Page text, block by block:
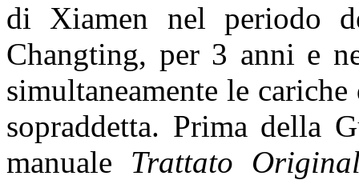
di Xiamen nel periodo
Changting, per 3 anni e
simultaneamente le
sopraddetta. Prima della
manuale Trattato